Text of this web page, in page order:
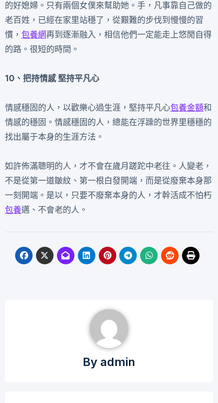
的好媳婦。只有兩個女僕來幫助她。手，凡事靠自己做的
老百姓，已經在家里站穩了，從艱難的步伐到慢慢的習
慣， 包養網再到逐漸融入，相信他們一定能走上悠閒自得
的路。很短的時間。
10、把持情感 堅持平凡心
情感穩固的人，以歡樂心過生涯，堅持平凡心包養金額和
情感的穩固。情感穩固的人，總能在浮躁的世界里穩穩的
找出屬于本身的生涯方法。
如許佈滿聰明的人，才不會在歲月蹉跎中老往。人變老，
不是從第一道皺紋、第一根白發開端，而是從廢棄本身那
一刻開端。是以，只要不廢棄本身的人，才幹活成不怕朽
包養邁、不會老的人。
By admin